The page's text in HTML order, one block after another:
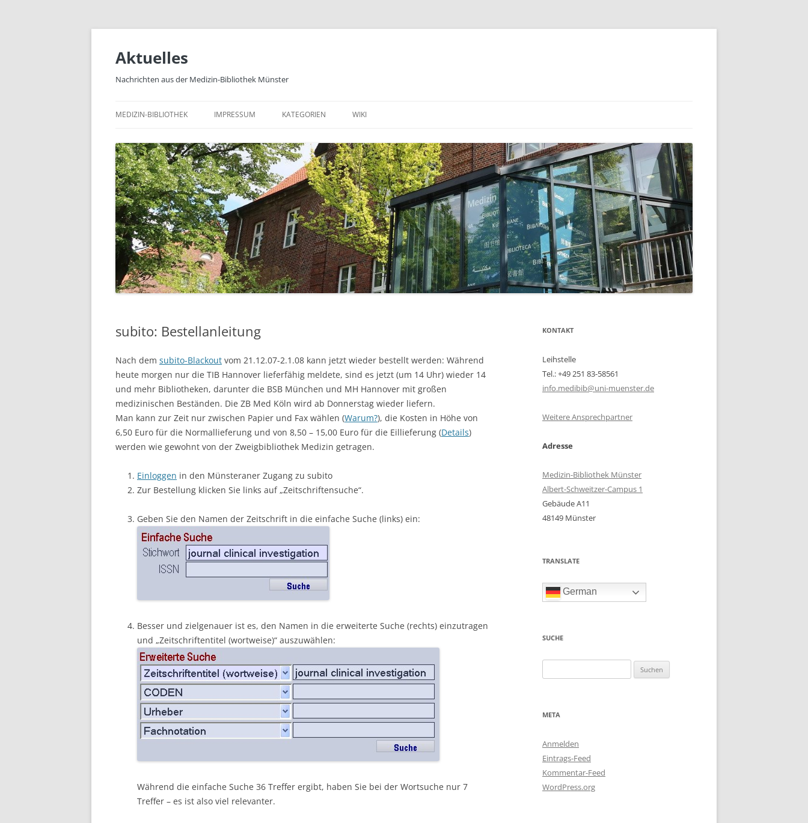
Zum
springen
Aktuelles
Nachrichten aus der Medizin-Bibliothek Münster
MEDIZIN-BIBLIOTHEK IMPRESSUM KATEGORIEN
BIBLIOTHEK
E-BOOKS
DATENBANKEN
MEDIZIN
TABLETS & SMARTPHONE
STUDIERENDE
ZEITSCHRIFTEN
WIKI
subito: Bestellanleitung
Nach dem subito-Blackout vom 21.12.07-2.1.08 kann jetzt wieder bestellt werden: Während
heute morgen nur die TIB Hannover lieferfähig meldete, sind es jetzt (um 14 Uhr) wieder 14
und mehr Bibliotheken, darunter die BSB München und MH Hannover mit großen
medizinischen Beständen. Die ZB Med Köln wird ab Donnerstag wieder liefern.
Man kann zur Zeit nur zwischen Papier und Fax wählen (Warum?), die Kosten in Höhe von
6,50 Euro für die Normallieferung und von 8,50 – 15,00 Euro für die Eillieferung (Details)
werden wie gewohnt von der Zweigbibliothek Medizin getragen.
Einloggen in den Münsteraner Zugang zu subito
Zur Bestellung klicken Sie links auf „Zeitschriftensuche“.
Geben Sie den Namen der Zeitschrift in die einfache Suche (links) ein:
Besser und zielgenauer ist es, den Namen in die erweiterte Suche (rechts) einzutragen
und „Zeitschriftentitel (wortweise)“ auszuwählen:
Während die einfache Suche 36 Treffer ergibt, haben Sie bei der Wortsuche nur 7
Treffer – es ist also viel relevanter.
KONTAKT
Leihstelle
Tel.: +49 251 83-58561
info.medibib@uni-muenster.de
Weitere Ansprechpartner
Adresse
Medizin-Bibliothek Münster
Albert-Schweitzer-Campus 1
Gebäude A11
48149 Münster
TRANSLATE
German
SUCHE
nach:
META
Anmelden
Eintrags-Feed
Kommentar-Feed
WordPress.org